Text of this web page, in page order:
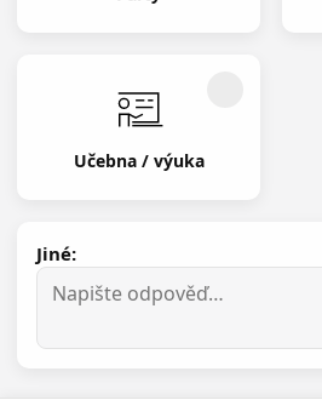
Učebna / výuka
Jiné: